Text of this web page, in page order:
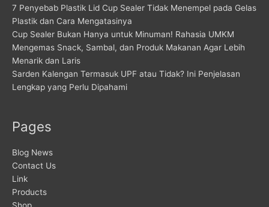
7 Penyebab Plastik Lid Cup Sealer Tidak Menempel pada Gelas
Plastik dan Cara Mengatasinya
Cup Sealer Bukan Hanya untuk Minuman! Rahasia UMKM
Mengemas Snack, Sambal, dan Produk Makanan Agar Lebih
Menarik dan Laris
Sarden Kalengan Termasuk UPF atau Tidak? Ini Penjelasan
Lengkap yang Perlu Dipahami
Pages
Blog News
Contact Us
Link
Products
Shop